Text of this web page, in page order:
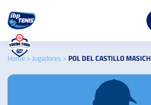
Home> Jugadores > POL DEL CASTILLO MASICH